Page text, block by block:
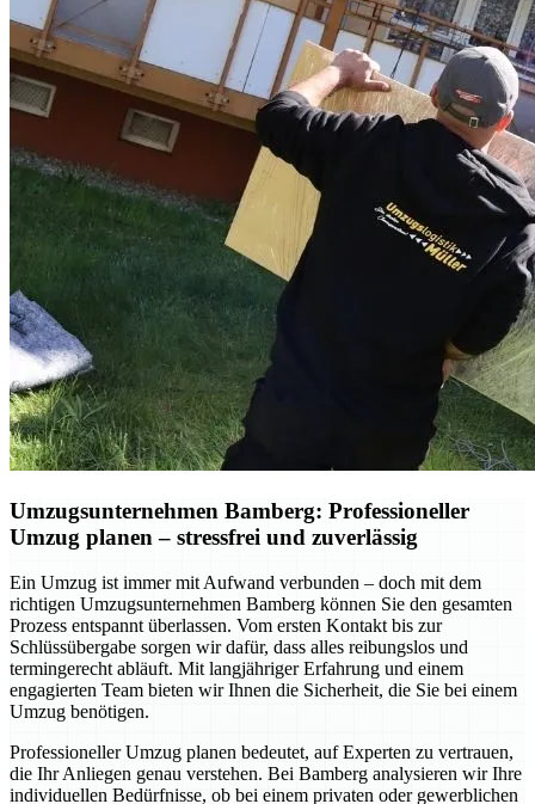
Umzugsunternehmen Bamberg: Professioneller
Umzug planen – stressfrei und zuverlässig
Ein Umzug ist immer mit Aufwand verbunden – doch mit dem
richtigen Umzugsunternehmen Bamberg können Sie den gesamten
Prozess entspannt überlassen. Vom ersten Kontakt bis zur
Schlüssübergabe sorgen wir dafür, dass alles reibungslos und
termingerecht abläuft. Mit langjähriger Erfahrung und einem
engagierten Team bieten wir Ihnen die Sicherheit, die Sie bei einem
Umzug benötigen.
Professioneller Umzug planen bedeutet, auf Experten zu vertrauen,
die Ihr Anliegen genau verstehen. Bei Bamberg analysieren wir Ihre
individuellen Bedürfnisse, ob bei einem privaten oder gewerblichen